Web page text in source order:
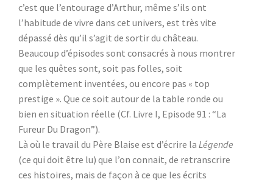
c’est que l’entourage d’Arthur, même s’ils ont
l’habitude de vivre dans cet univers, est très vite
dépassé dès qu’il s’agit de sortir du château.
Beaucoup d’épisodes sont consacrés à nous montrer
que les quêtes sont, soit pas folles, soit
complètement inventées, ou encore pas « top
prestige ». Que ce soit autour de la table ronde ou
bien en situation réelle (Cf. Livre I, Episode 91 : “La
Fureur Du Dragon”).
Là où le travail du Père Blaise est d’écrire la Légende
(ce qui doit être lu) que l’on connait, de retranscrire
ces histoires, mais de façon à ce que les écrits